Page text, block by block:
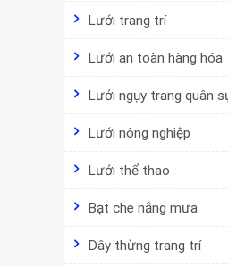
Lưới trang trí
Lưới an toàn hàng hóa
Lưới ngụy trang quân
Lưới nông nghiệp
Lưới thể thao
Bạt che nắng mưa
Dây thừng trang trí